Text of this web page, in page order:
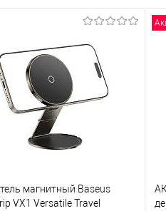
магнитный Baseus
VX1 Versatile Travel